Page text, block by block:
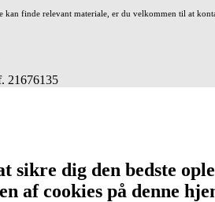
finde relevant materiale, er du velkommen til at
21676135
sikre dig den bedste
af cookies på denne